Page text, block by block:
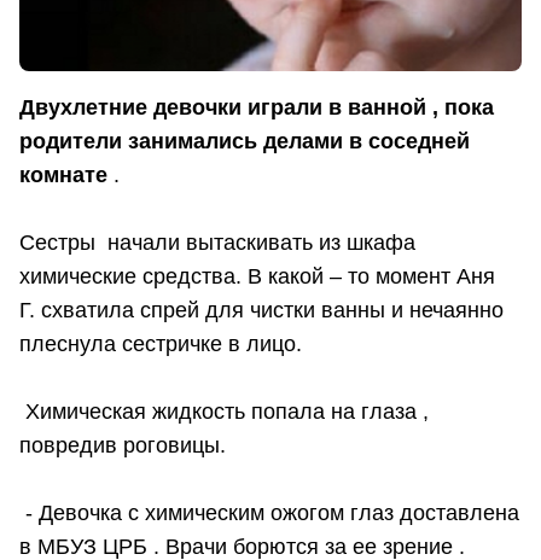
Двухлетние девочки играли в ванной , пока
родители занимались делами в соседней
комнате .
Сестры начали вытаскивать из шкафа
химические средства. В какой – то момент Аня
Г. схватила спрей для чистки ванны и нечаянно
плеснула сестричке в лицо.
Химическая жидкость попала на глаза ,
повредив роговицы.
- Девочка с химическим ожогом глаз доставлена
в МБУЗ ЦРБ . Врачи борются за ее зрение .